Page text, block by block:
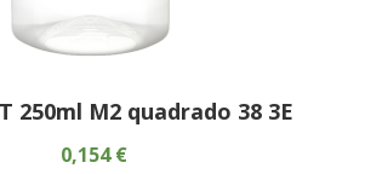
250ml M2 quadrado 38 3E
0,154 €